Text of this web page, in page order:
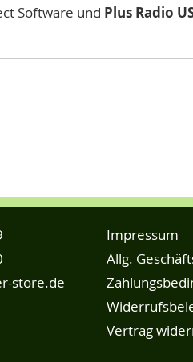
Software und Plus Radio
store.de
Impressum
Allg.
Vertrag